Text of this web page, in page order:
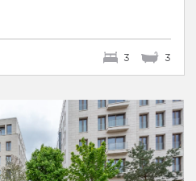
3 3